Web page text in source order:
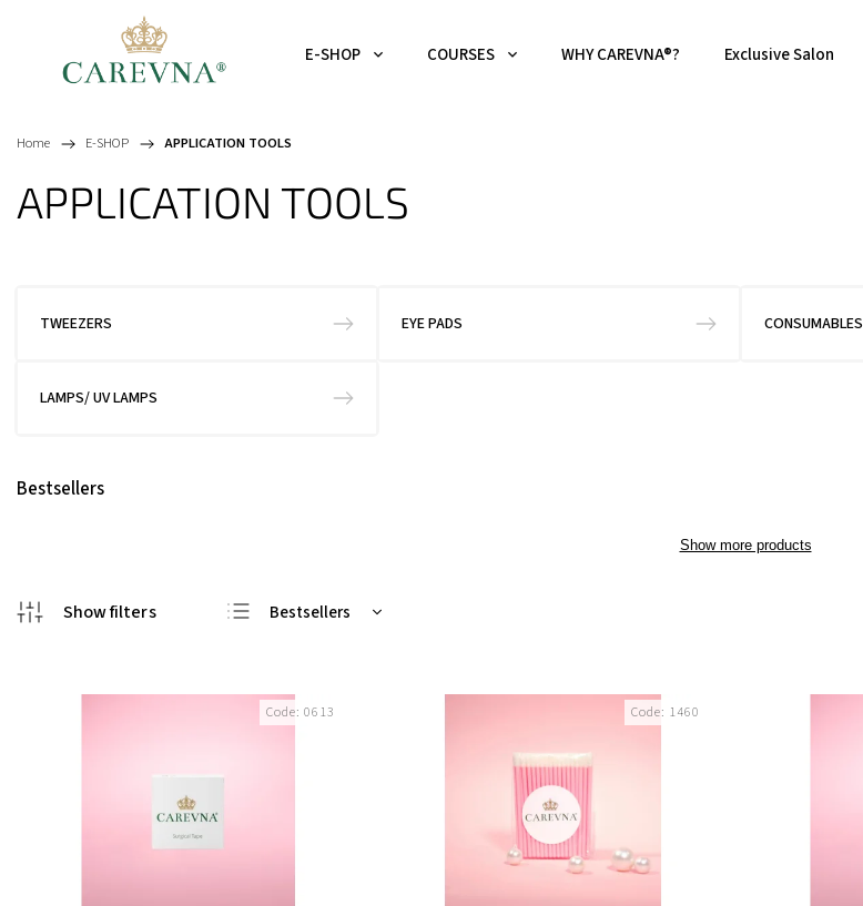
E-SHOP COURSES WHY CAREVNA®? Exclusive Salon
Home / E-SHOP / APPLICATION TOOLS
APPLICATION TOOLS
TWEEZERS EYE PADS CONSUMABLES
LAMPS/ UV LAMPS
Bestsellers
Show more products
Bestsellers
Alphabetically
Code:0613 Code: 1460